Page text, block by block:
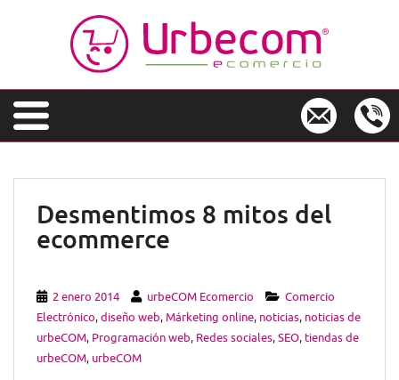
t
Desmentimos 8 mitos del
ecommerce
2 enero 2014 urbeCOM Ecomercio
Comercio
Electrónico,diseño web,Márketing online, noticias, noticias de
urbeCOM, Programación web, Redes sociales,SEO, tiendas de
urbeCOM, urbeCOM